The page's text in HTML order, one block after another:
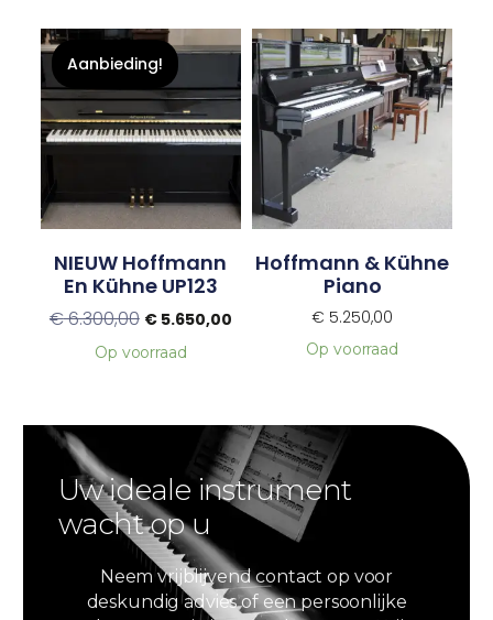
Aanbieding!
NIEUW Hoffmann
En Kühne UP123
€6.300,00 €5.650,00
Op voorraad
Hoffmann & Kühne
Piano
€ 5.250,00
Op voorraad
Uw ideale instrument
wacht op u
Neem vrijblijvend contact op voor
deskundig advies of een persoonlijke